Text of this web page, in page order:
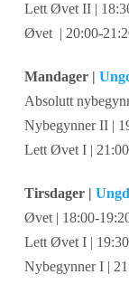
Lett Øvet II |
Øvet | 20:00-
Mandager |
Absolutt
Nybegynner II |
Lett Øvet I |
Tirsdager |
Øvet | 18:00-
Lett Øvet I |
Nybegynner I |